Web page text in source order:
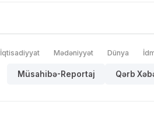
İqtisadiyyat Mədəniyyət Dünya
Müsahibə-Reportaj Qərb